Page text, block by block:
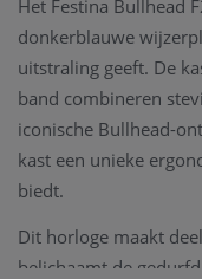
Het Festina Bullhead
donkerblauwe
uitstraling geeft. De
band combineren
iconische Bullhead-
kast een unieke
biedt.
Dit horloge maakt
belichaamt de